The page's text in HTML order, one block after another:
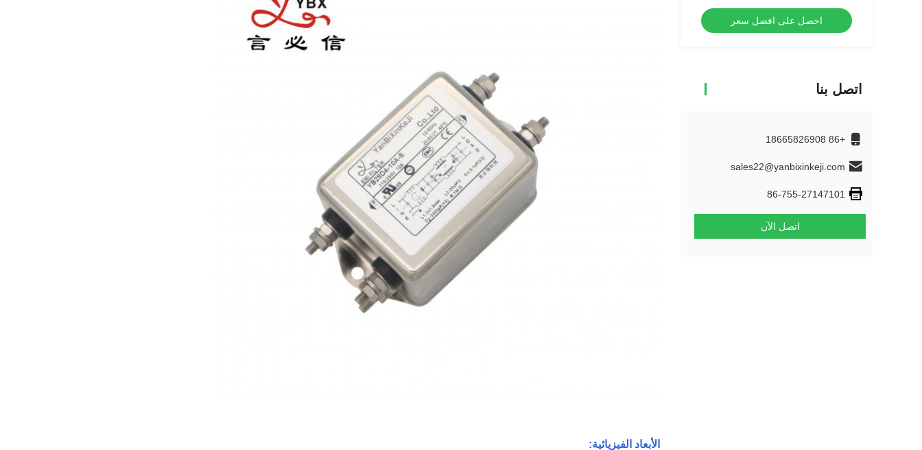
واحدة
احصل على افضل سعر
اتصل بنا
+86 18665826908
sales22@yanbixinkeji.com
86-755-27147101
اتصل الآن
الأبعاد الفيزيائية: